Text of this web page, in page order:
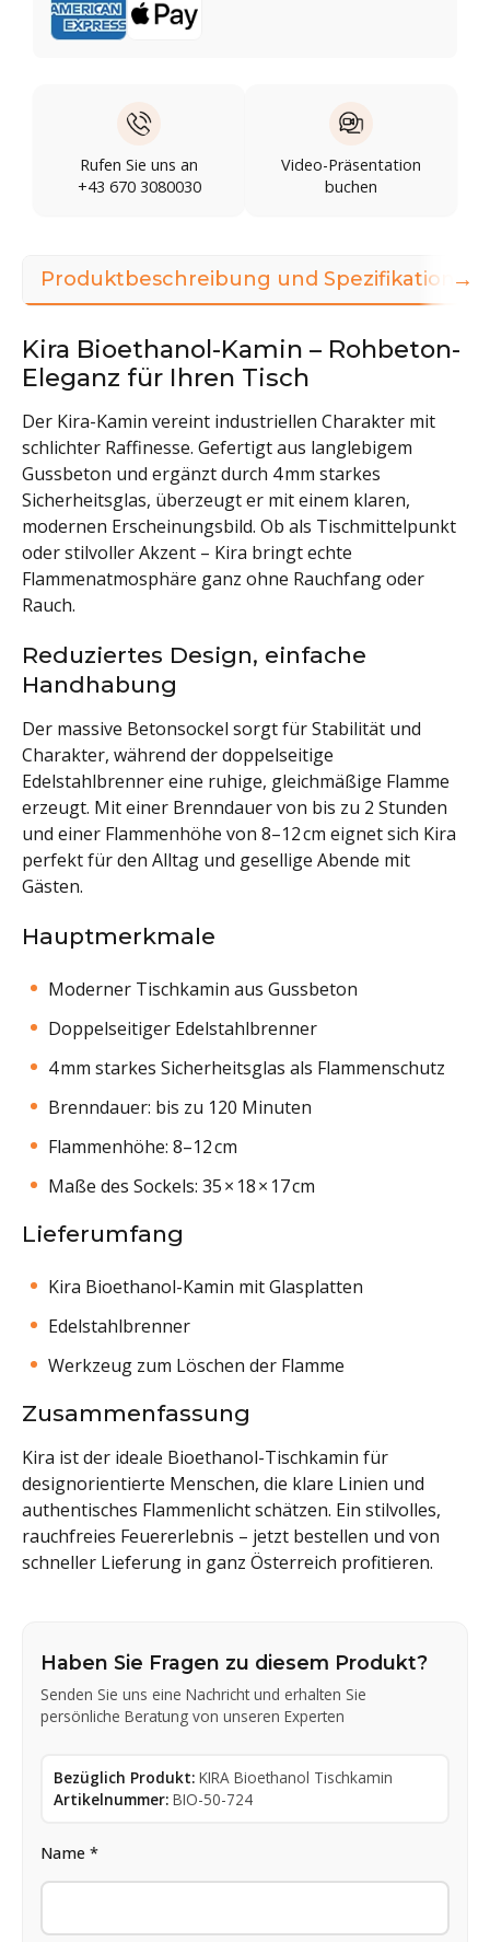
Rufen Sie uns an
+43 670 3080030
Video-Präsentation
buchen
Produktbeschreibung und Spezifikationen
Kira Bioethanol-Kamin – Rohbeton-
Eleganz für Ihren Tisch
Der Kira-Kamin vereint industriellen Charakter mit
schlichter Raffinesse. Gefertigt aus langlebigem
Gussbeton und ergänzt durch 4 mm starkes
Sicherheitsglas, überzeugt er mit einem klaren,
modernen Erscheinungsbild. Ob als Tischmittelpunkt
oder stilvoller Akzent – Kira bringt echte
Flammenatmosphäre ganz ohne Rauchfang oder
Rauch.
Reduziertes Design, einfache
Handhabung
Der massive Betonsockel sorgt für Stabilität und
Charakter, während der doppelseitige
Edelstahlbrenner eine ruhige, gleichmäßige Flamme
erzeugt. Mit einer Brenndauer von bis zu 2 Stunden
und einer Flammenhöhe von 8–12 cm eignet sich Kira
perfekt für den Alltag und gesellige Abende mit
Gästen.
Hauptmerkmale
Moderner Tischkamin aus Gussbeton
Doppelseitiger Edelstahlbrenner
4 mm starkes Sicherheitsglas als Flammenschutz
Brenndauer: bis zu 120 Minuten
Flammenhöhe: 8–12 cm
Maße des Sockels: 35 × 18 × 17 cm
Lieferumfang
Kira Bioethanol-Kamin mit Glasplatten
Edelstahlbrenner
Werkzeug zum Löschen der Flamme
Zusammenfassung
Kira ist der ideale Bioethanol-Tischkamin für
designorientierte Menschen, die klare Linien und
authentisches Flammenlicht schätzen. Ein stilvolles,
rauchfreies Feuererlebnis – jetzt bestellen und von
schneller Lieferung in ganz Österreich profitieren.
Haben Sie Fragen zu diesem Produkt?
Senden Sie uns eine Nachricht und erhalten Sie
persönliche Beratung von unseren Experten
Bezüglich Produkt: KIRA Bioethanol Tischkamin
Artikelnummer: BIO-50-724
Name *
→